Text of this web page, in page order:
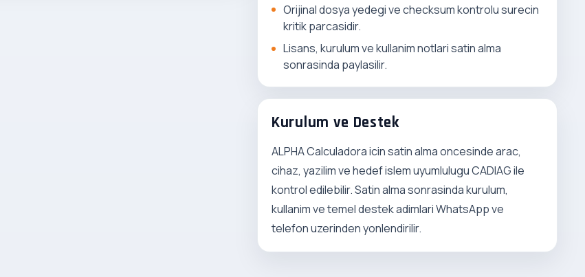
Orijinal dosya yedegi ve checksum kontrolu surecin
kritik parcasidir.
Lisans, kurulum ve kullanim notlari satin alma
sonrasinda paylasilir.
Kurulum ve Destek
ALPHA Calculadora icin satin alma oncesinde arac,
cihaz, yazilim ve hedef islem uyumlulugu CADIAG ile
kontrol edilebilir. Satin alma sonrasinda kurulum,
kullanim ve temel destek adimlari WhatsApp ve
telefon uzerinden yonlendirilir.